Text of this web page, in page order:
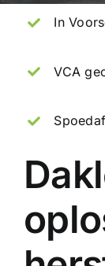
In
VCA